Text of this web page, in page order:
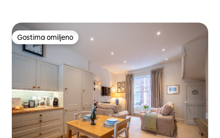
Gostima omiljeno
Gostima omiljeno